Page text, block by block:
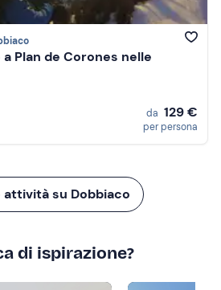
Plan de Corones nelle
da 129 €
per persona
su Dobbiaco
di ispirazione?